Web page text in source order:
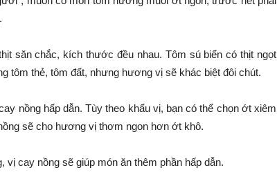
săn chắc, kích thước đều nhau. Tôm sú biển có thịt ngọt
tôm thẻ, tôm đất, nhưng hương vị sẽ khác biệt đôi chút.
nồng hấp dẫn. Tùy theo khẩu vị, bạn có thể chọn ớt xiêm
sẽ cho hương vị thơm ngon hơn ớt khô.
cay nồng sẽ giúp món ăn thêm phần hấp dẫn.